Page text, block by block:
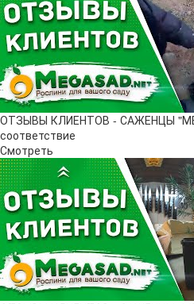
ОТЗЫВЫ КЛИЕНТОВ - САЖЕНЦЫ
соответствие
Смотреть